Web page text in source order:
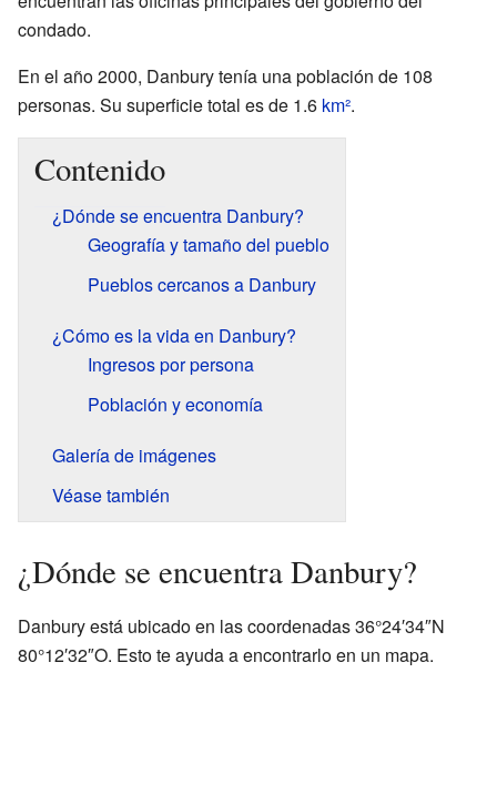
condado.
En el año 2000, Danbury tenía una población de 108
personas. Su superficie total es de 1.6 km².
Contenido
¿Dónde se encuentra Danbury?
Geografía y tamaño del pueblo
Pueblos cercanos a Danbury
¿Cómo es la vida en Danbury?
Ingresos por persona
Población y economía
Galería de imágenes
Véase también
¿Dónde se encuentra Danbury?
Danbury está ubicado en las coordenadas 36°24′34″N
80°12′32″O. Esto te ayuda a encontrarlo en un mapa.